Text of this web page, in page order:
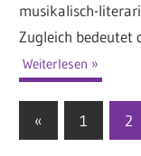
musikalisch-
Zugleich bedeutet
Weiterlesen
« Vorherige
1 2